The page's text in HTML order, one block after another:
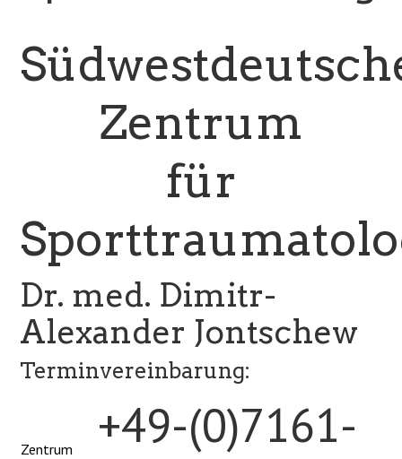
Zentrum
für
Dr. med. Dimitr-
Alexander Jontschew
Terminvereinbarung:
Zentrum
+49-(0)7161-